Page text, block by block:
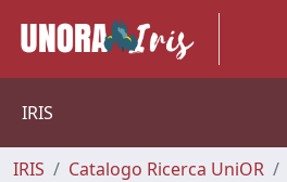
IRIS
IRIS Catalogo Ricerca UniOR